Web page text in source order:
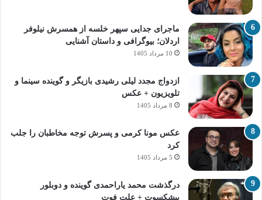
ماجرای جدایی سپهر خلسه از همسرش نیلوفر
اردلان؛ بیوگرافی و داستان آشنایی
10 مرداد 1405
ازدواج مجدد لیلی رشیدی بازیگر و گوینده سینما و
تلویزیون + عکس
8 مرداد 1405
عکس مونا کرمی و پسرش توجه مخاطبان را جلب
کرد
5 مرداد 1405
درگذشت محمد یاراحمدی گوینده و دوبلور
پیشکسوت + علت فوت